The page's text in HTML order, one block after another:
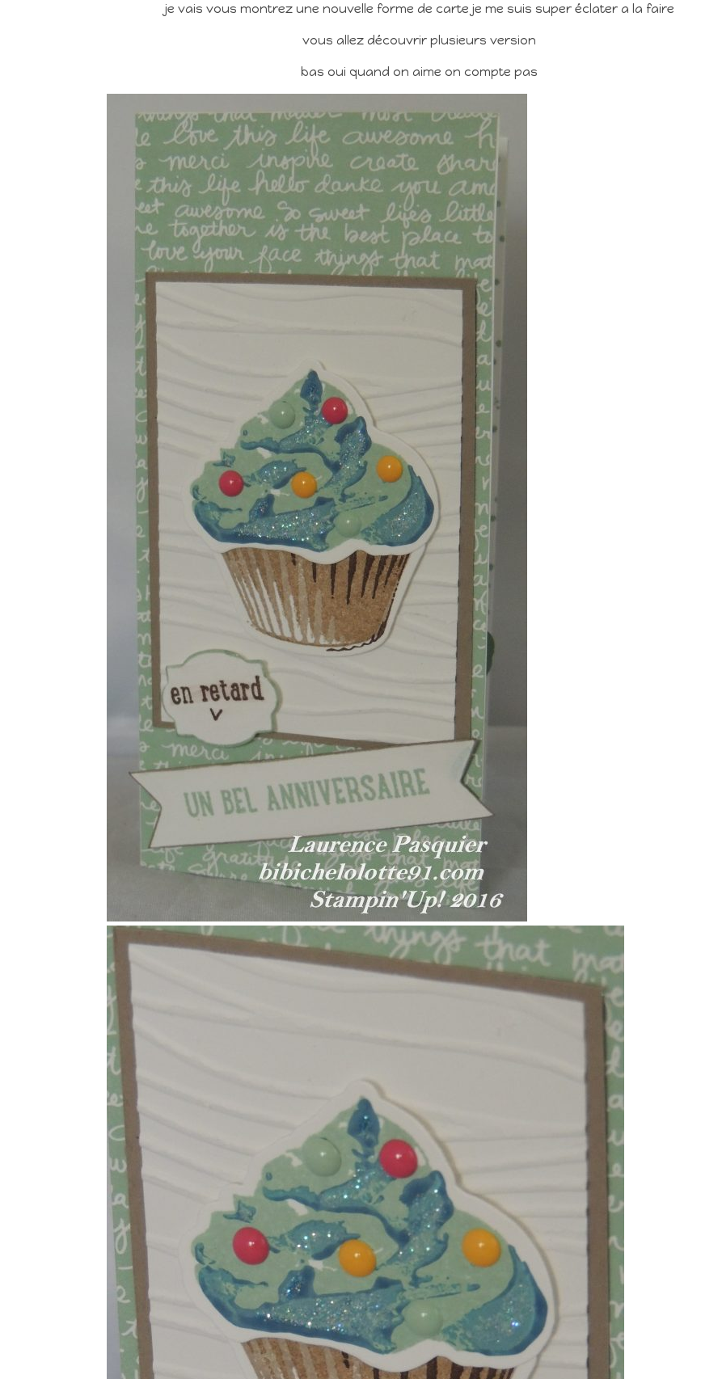
je vais vous montrez une nouvelle forme de carte je me suis super éclater a la faire
vous allez découvrir plusieurs version
bas oui quand on aime on compte pas